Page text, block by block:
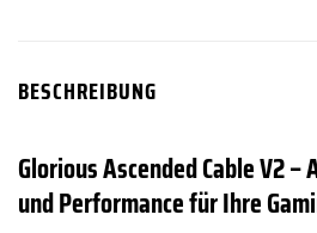
BESCHREIBUNG
Glorious Ascended Cable V2
und Performance für Ihre